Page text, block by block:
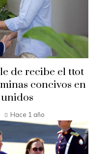
de recibe el ttot
concivos en
Hace 1 año